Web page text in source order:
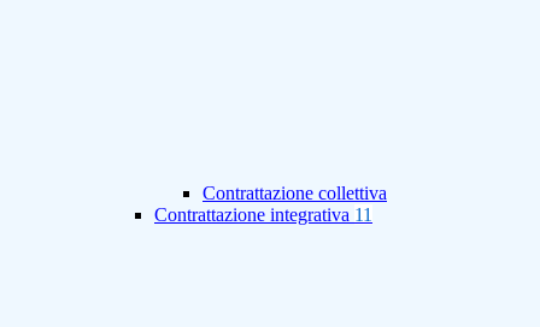
Contrattazione collettiva
Contrattazione integrativa 11